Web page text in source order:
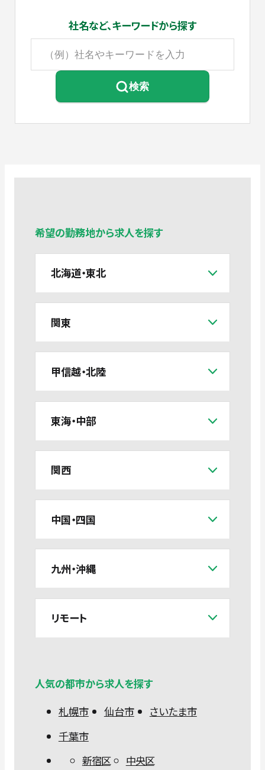
社名など、キーワードから探す
検索
希望の勤務地から求人を探す
北海道・東北
関東
甲信越・北陸
東海・中部
関西
中国・四国
九州・沖縄
リモート
人気の都市から求人を探す
札幌市
仙台市
さいたま市
千葉市
新宿区
中央区